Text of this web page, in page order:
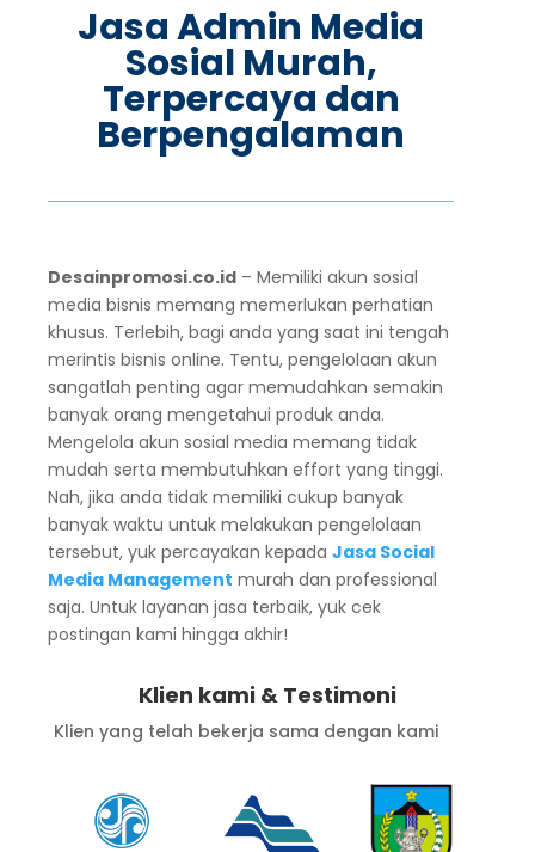
Jasa Admin Media
Sosial Murah,
Terpercaya dan
Berpengalaman
Desainpromosi.co.id– Memiliki akun sosial
media bisnis memang memerlukan perhatian
khusus. Terlebih, bagi anda yang saat ini tengah
merintis bisnis online. Tentu, pengelolaan akun
sangatlah penting agar memudahkan semakin
banyak orang mengetahui produk anda.
Mengelola akun sosial media memang tidak
mudah serta membutuhkan effort yang tinggi.
Nah, jika anda tidak memiliki cukup banyak
banyak waktu untuk melakukan pengelolaan
tersebut, yuk percayakan kepada Jasa Social
Media Management murah dan professional
saja. Untuk layanan jasa terbaik, yuk cek
postingan kami hingga akhir!
Klien kami & Testimoni
Klien yang telah bekerja sama dengan kami